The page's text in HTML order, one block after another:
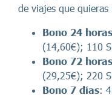
de viajes que quieras
Bono 24 horas
(14,60€); 110
Bono 72 horas
(29,25€); 220
Bono 7 días: